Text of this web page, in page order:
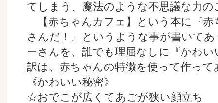
てしまう、魔法のような不思議な力の
【赤ちゃんカフェ】という本に『赤
さんだ！』というような事が書いて
ーさんを、誰でも理屈なしに『かわ
訳は、赤ちゃんの特徴を使って作っ
《かわいい秘密》
☆おでこが広くてあごが狭い顔立ち